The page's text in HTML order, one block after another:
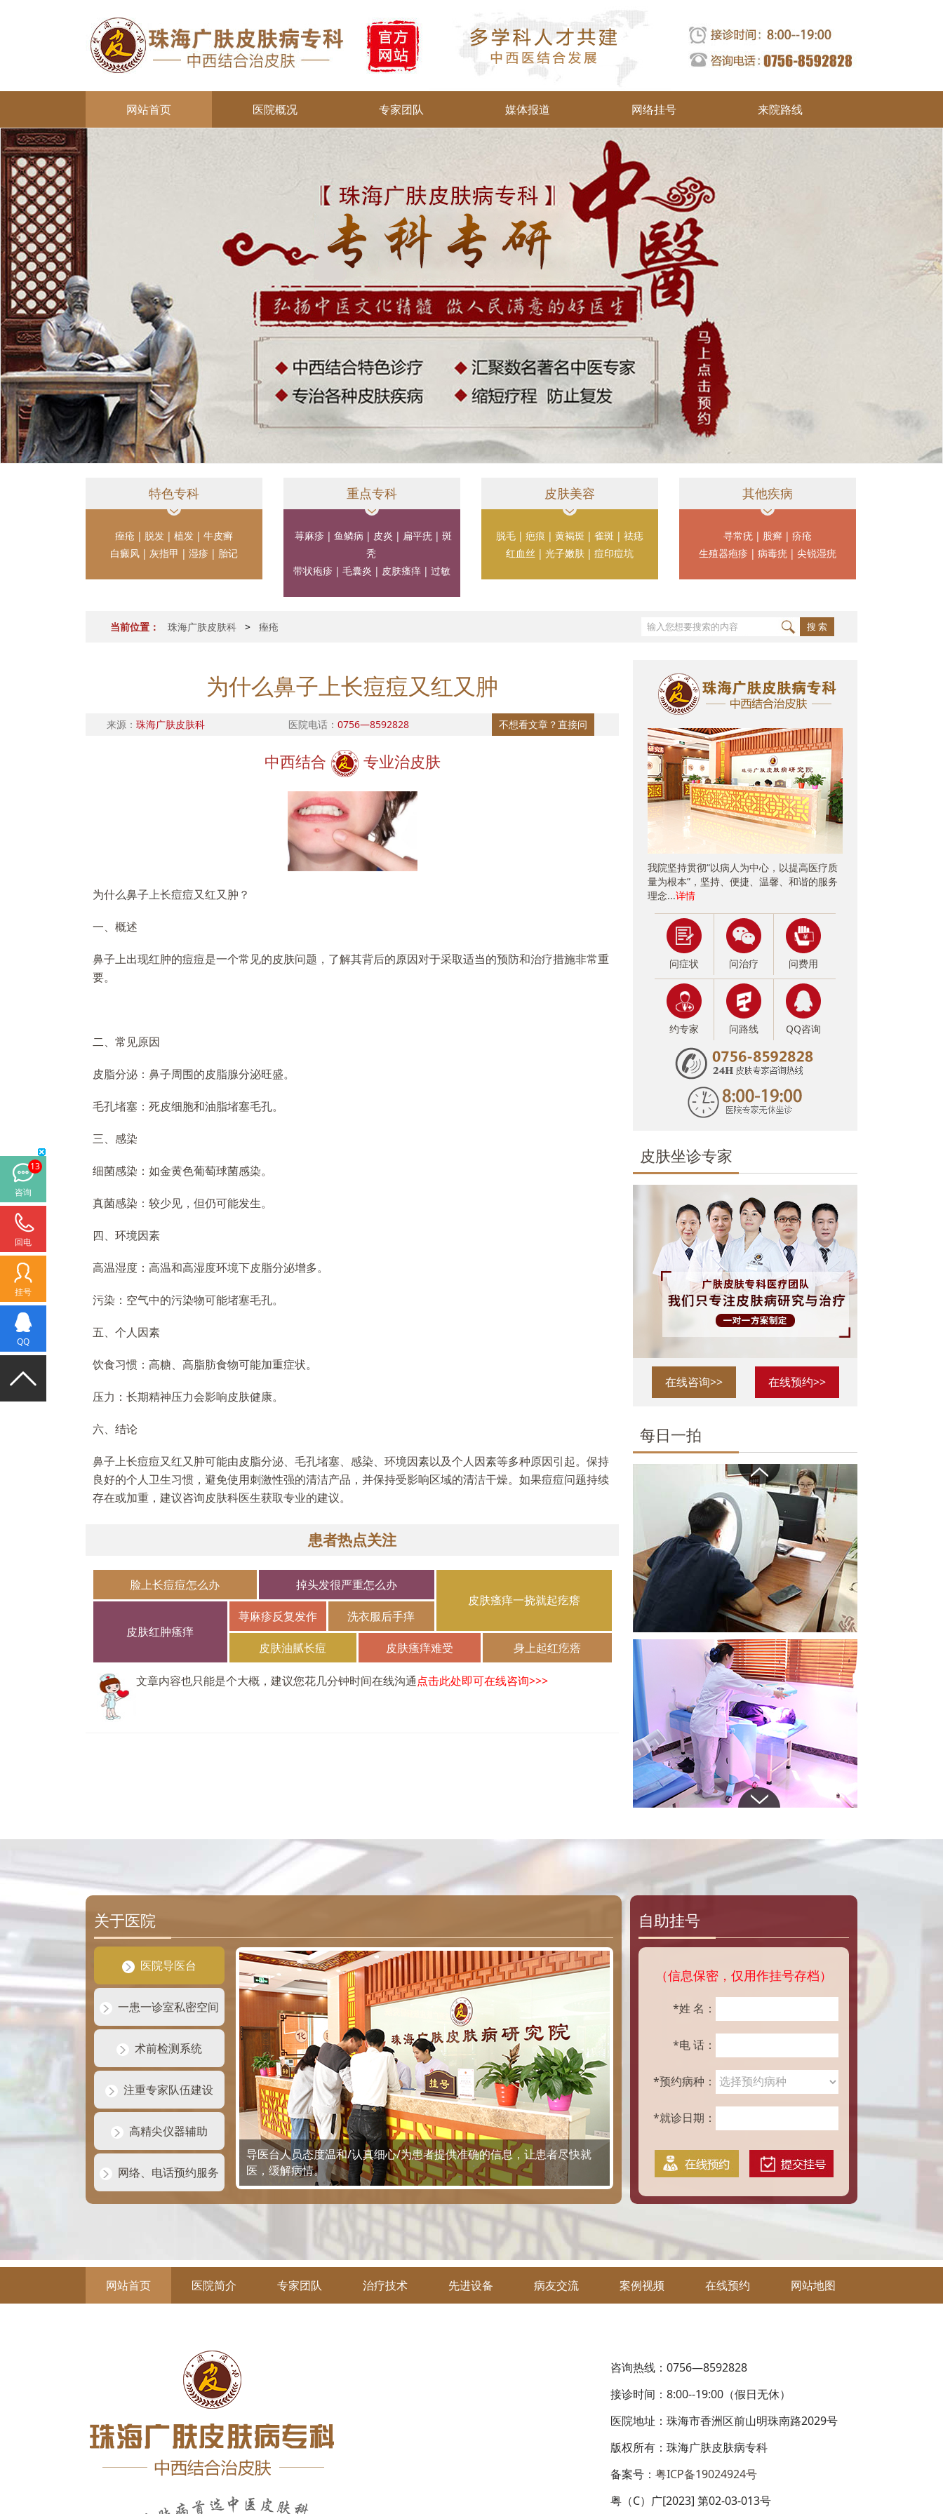
网站首页 医院概况 专家团队 媒体报道 网络挂号 来院路线
特色专科
痤疮 | 脱发 | 植发 | 牛皮癣
白癜风 | 灰指甲 | 湿疹 | 胎记
重点专科
荨麻疹 | 鱼鳞病 | 皮炎 | 扁平疣 | 斑
秃
带状疱疹 | 毛囊炎 | 皮肤瘙痒 | 过敏
皮肤美容
脱毛 | 疤痕 | 黄褐斑 | 雀斑 | 祛痣
红血丝 | 光子嫩肤 | 痘印痘坑
其他疾病
寻常疣 | 股癣 | 疥疮
生殖器疱疹 | 病毒疣 | 尖锐湿疣
当前位置： 珠海广肤皮肤科 > 痤疮
为什么鼻子上长痘痘又红又肿
来源： 珠海广肤皮肤科 医院电话： 0756—8592828 不想看文章？直接问
中西结合 专业治皮肤
为什么鼻子上长痘痘又红又肿？
一、概述
鼻子上出现红肿的痘痘是一个常见的皮肤问题，了解其背后的原因对于采取适当的预防和治疗措施非常重
要。
二、常见原因
皮脂分泌：鼻子周围的皮脂腺分泌旺盛。
毛孔堵塞：死皮细胞和油脂堵塞毛孔。
三、感染
细菌感染：如金黄色葡萄球菌感染。
真菌感染：较少见，但仍可能发生。
四、环境因素
高温湿度：高温和高湿度环境下皮脂分泌增多。
污染：空气中的污染物可能堵塞毛孔。
五、个人因素
饮食习惯：高糖、高脂肪食物可能加重症状。
压力：长期精神压力会影响皮肤健康。
六、结论
鼻子上长痘痘又红又肿可能由皮脂分泌、毛孔堵塞、感染、环境因素以及个人因素等多种原因引起。保持
良好的个人卫生习惯，避免使用刺激性强的清洁产品，并保持受影响区域的清洁干燥。如果痘痘问题持续
存在或加重，建议咨询皮肤科医生获取专业的建议。
患者热点关注
脸上长痘痘怎么办
掉头发很严重怎么办
皮肤瘙痒一挠就起疙瘩
皮肤红肿瘙痒
荨麻疹反复发作 洗衣服后手痒
皮肤油腻长痘 皮肤瘙痒难受 身上起红疙瘩
文章内容也只能是个大概，建议您花几分钟时间在线沟通点击此处即可在线咨询>>>
我院坚持贯彻“以病人为中心，以提高医疗质
量为根本”，坚持、便捷、温馨、和谐的服务
理念...详情
问症状 问治疗 问费用
约专家 问路线 QQ咨询
皮肤坐诊专家
在线咨询>> 在线预约>>
每日一拍
关于医院
医院导医台
一患一诊室私密空间
术前检测系统
注重专家队伍建设
高精尖仪器辅助
网络、电话预约服务
导医台人员态度温和/认真细心/为患者提供准确的信息，让患者尽快就
医，缓解病情。
自助挂号
（信息保密，仅用作挂号存档）
*姓 名：
*电 话：
*预约病种：
*就诊日期：
网站首页 医院简介 专家团队 治疗技术 先进设备 病友交流 案例视频 在线预约 网站地图
咨询热线：0756—8592828
接诊时间：8:00--19:00（假日无休）
医院地址：珠海市香洲区前山明珠南路2029号
版权所有：珠海广肤皮肤病专科
备案号： 粤ICP备19024924号
粤（C）广[2023] 第02-03-013号
13
咨询
回电
挂号
QQ